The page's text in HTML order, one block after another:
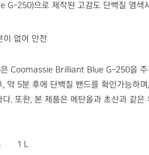
250)으로 제작된 고감도 단백질 염색
이 없어 안전
Coomassie Brilliant Blue G-250을 주
약 5분 후에 단백질 밴드를 확인가능하
. 또한, 본 제품은 메탄올과 초산과 같
1 L